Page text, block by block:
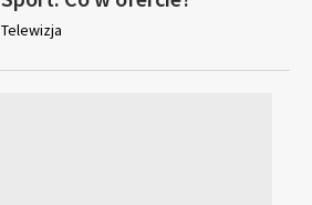
Telewizja